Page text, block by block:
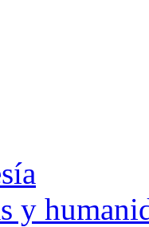
y